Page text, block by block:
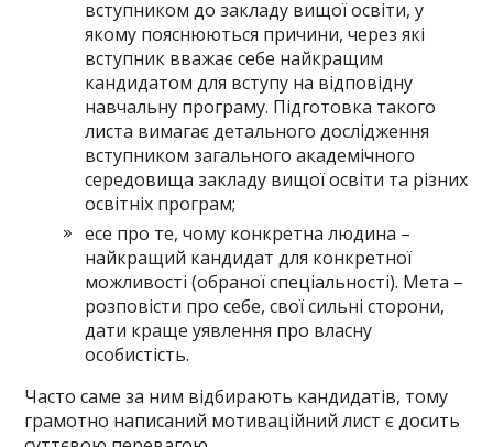
вступником до закладу вищої освіти, у
якому пояснюються причини, через які
вступник вважає себе найкращим
кандидатом для вступу на відповідну
навчальну програму. Підготовка такого
листа вимагає детального дослідження
вступником загального академічного
середовища закладу вищої освіти та різних
освітніх програм;
есе про те, чому конкретна людина –
найкращий кандидат для конкретної
можливості (обраної спеціальності). Мета –
розповісти про себе, свої сильні сторони,
дати краще уявлення про власну
особистість.
Часто саме за ним відбирають кандидатів, тому
грамотно написаний мотиваційний лист є досить